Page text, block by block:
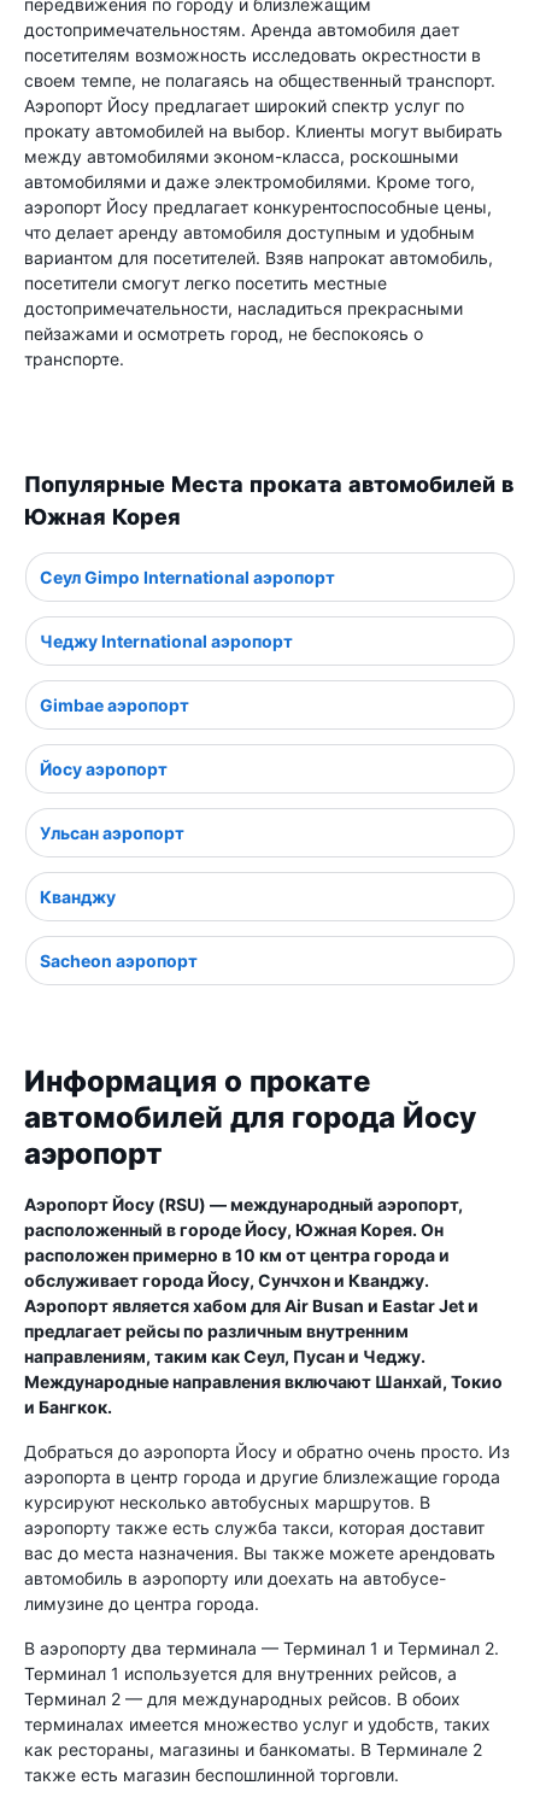
передвижения по городу и близлежащим
достопримечательностям. Аренда автомобиля дает
посетителям возможность исследовать окрестности в
своем темпе, не полагаясь на общественный транспорт.
Аэропорт Йосу предлагает широкий спектр услуг по
прокату автомобилей на выбор. Клиенты могут выбирать
между автомобилями эконом-класса, роскошными
автомобилями и даже электромобилями. Кроме того,
аэропорт Йосу предлагает конкурентоспособные цены,
что делает аренду автомобиля доступным и удобным
вариантом для посетителей. Взяв напрокат автомобиль,
посетители смогут легко посетить местные
достопримечательности, насладиться прекрасными
пейзажами и осмотреть город, не беспокоясь о
транспорте.
Популярные Места проката автомобилей в
Южная Корея
Сеул Gimpo International аэропорт
Чеджу International аэропорт
Gimbae аэропорт
Йосу аэропорт
Ульсан аэропорт
Кванджу
Sacheon аэропорт
Информация о прокате
автомобилей для города Йосу
аэропорт
Аэропорт Йосу (RSU) — международный аэропорт,
расположенный в городе Йосу, Южная Корея. Он
расположен примерно в 10 км от центра города и
обслуживает города Йосу, Сунчхон и Кванджу.
Аэропорт является хабом для Air Busan и Eastar Jet и
предлагает рейсы по различным внутренним
направлениям, таким как Сеул, Пусан и Чеджу.
Международные направления включают Шанхай, Токио
и Бангкок.
Добраться до аэропорта Йосу и обратно очень просто. Из
аэропорта в центр города и другие близлежащие города
курсируют несколько автобусных маршрутов. В
аэропорту также есть служба такси, которая доставит
вас до места назначения. Вы также можете арендовать
автомобиль в аэропорту или доехать на автобусе-
лимузине до центра города.
В аэропорту два терминала — Терминал 1 и Терминал 2.
Терминал 1 используется для внутренних рейсов, а
Терминал 2 — для международных рейсов. В обоих
терминалах имеется множество услуг и удобств, таких
как рестораны, магазины и банкоматы. В Терминале 2
также есть магазин беспошлинной торговли.